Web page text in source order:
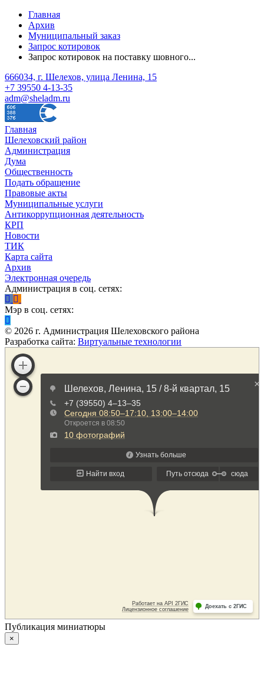
Главная
Архив
Муниципальный заказ
Запрос котировок
Запрос котировок на поставку шовного...
666034, г. Шелехов, улица Ленина, 15
+7 39550 4-13-35
adm@sheladm.ru
Главная
Шелеховский район
Администрация
Дума
Общественность
Подать обращение
Правовые акты
Муниципальные услуги
Антикоррупционная деятельность
КРП
Новости
ТИК
Карта сайта
Архив
Электронная очередь
Администрация в соц. сетях:
Мэр в соц. сетях:
© 2026 г. Администрация Шелеховского района
Разработка сайта: Виртуальные технологии
Публикация миниатюры
×